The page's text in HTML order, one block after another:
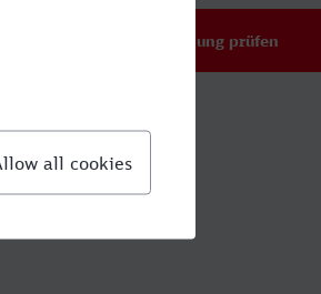
Verbindung prüfen